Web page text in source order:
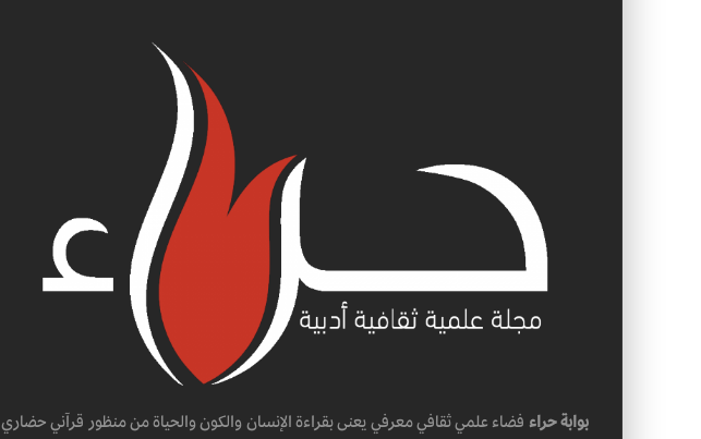
بوابة حراء فضاء علمي ثقافي معرفي يعنى بقراءة الإنسان والكون والحياة من منظور قرآني حضاري